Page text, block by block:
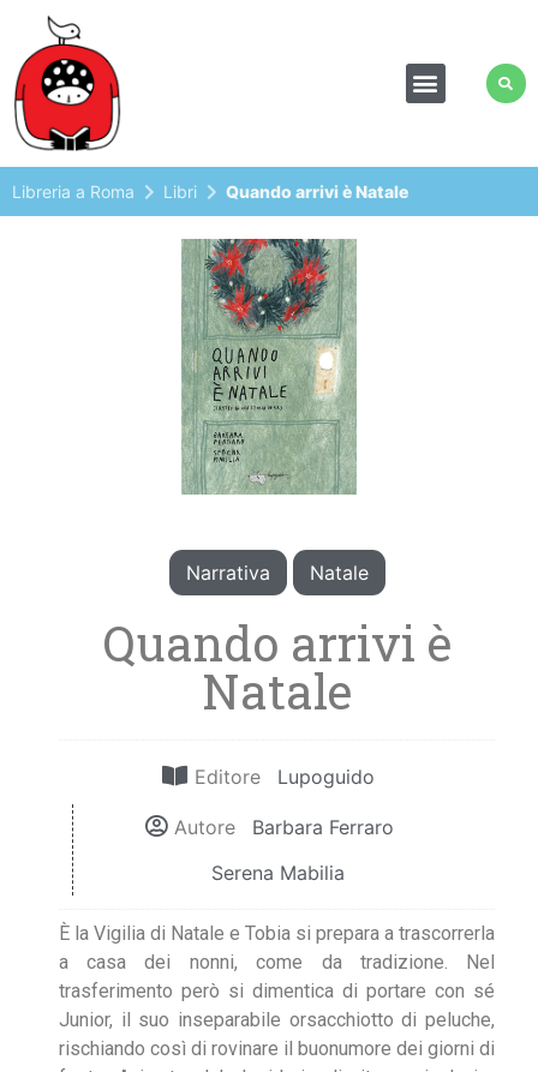
Libreria a Roma Libri Quando arrivi è Natale
Narrativa Natale
Quando arrivi è
Natale
Editore Lupoguido
Autore
Barbara Ferraro
Serena Mabilia
È la Vigilia di Natale e Tobia si prepara a trascorrerla
a casa dei nonni, come da tradizione. Nel
trasferimento però si dimentica di portare con sé
Junior, il suo inseparabile orsacchiotto di peluche,
rischiando così di rovinare il buonumore dei giorni di